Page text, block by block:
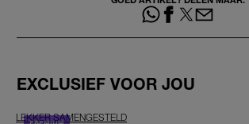
EXCLUSIEF VOOR JOU
LEKKER SAMENGESTELD